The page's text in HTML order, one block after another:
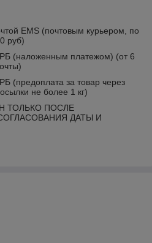
EMS (почтовым курьером, по
руб)
(наложенным платежом) (от 6
(предоплата за товар через
не более 1 кг)
ТОЛЬКО ПОСЛЕ
ДАТЫ И